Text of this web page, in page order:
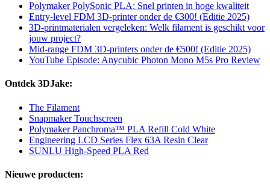
Polymaker PolySonic PLA: Snel printen in hoge kwaliteit
Entry-level FDM 3D-printer onder de €300! (Editie 2025)
3D-printmaterialen vergeleken: Welk filament is geschikt voor
jouw project?
Mid-range FDM 3D-printers onder de €500! (Editie 2025)
YouTube Episode: Anycubic Photon Mono M5s Pro Review
Ontdek 3DJake:
The Filament
Snapmaker Touchscreen
Polymaker Panchroma™ PLA Refill Cold White
Engineering LCD Series Flex 63A Resin Clear
SUNLU High-Speed PLA Red
Nieuwe producten: